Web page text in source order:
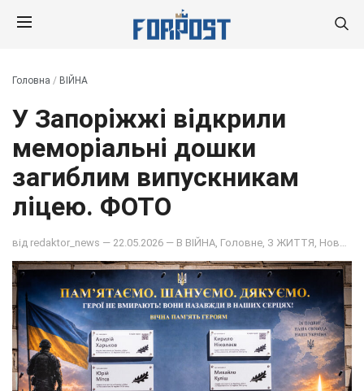
Головна / ВІЙНА
У Запоріжжі відкрили
меморіальні дошки
загиблим випускникам
ліцею. ФОТО
від redaktor_news — 22.05.2026 — В ВІЙНА Головне З ЖИТТЯ Новина дня